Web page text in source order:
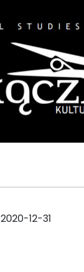
2020-12-31